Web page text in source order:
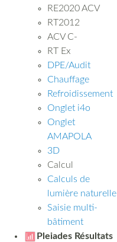
RE2020 ACV
RT2012
ACV C-
RT Ex
DPE/Audit
Chauffage
Refroidissement
Onglet i4o
Onglet
AMAPOLA
3D
Calcul
Calculs de
lumière naturelle
Saisie multi-
bâtiment
Pleiades Résultats